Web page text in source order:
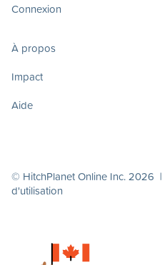
Connexion
À propos
Impact
Aide
© HitchPlanet Online Inc. 2026 |
d'utilisation